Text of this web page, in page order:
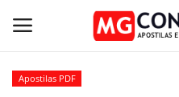
Apostilas PDF